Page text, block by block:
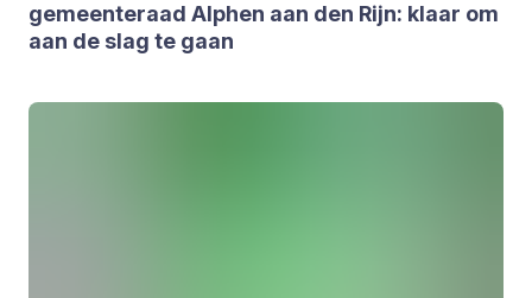
gemeen­te­raad Alp­hen aan den Rijn: klaar om
aan de slag te gaan